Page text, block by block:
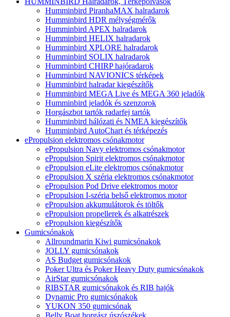
Humminbird PiranhaMAX halradarok
Humminbird HDR mélységmérők
Humminbird APEX halradarok
Humminbird HELIX halradarok
Humminbird XPLORE halradarok
Humminbird SOLIX halradarok
Humminbird CHIRP hajóradarok
Humminbird NAVIONICS térképek
Humminbird halradar kiegészítők
Humminbird MEGA Live és MEGA 360 jeladók
Humminbird jeladók és szenzorok
Horgászbot tartók radarfej tartók
Humminbird hálózati és NMEA kiegészítők
Humminbird AutoChart és térképezés
ePropulsion elektromos csónakmotor
ePropulsion Navy elektromos csónakmotor
ePropulsion Spirit elektromos csónakmotor
ePropulsion eLite elektromos csónakmotor
ePropulsion X széria elektromos csónakmotor
ePropulsion Pod Drive elektromos motor
ePropulsion I-széria belső elektromos motor
ePropulsion akkumulátorok és töltők
ePropulsion propellerek és alkatrészek
ePropulsion kiegészítők
Gumicsónakok
Allroundmarin Kiwi gumicsónakok
JOLLY gumicsónakok
AS Budget gumicsónakok
Poker Ultra és Poker Heavy Duty gumicsónakok
AirStar gumicsónakok
RIBSTAR gumicsónakok és RIB hajók
Dynamic Pro gumicsónakok
YUKON 350 gumicsónak
Belly Boat horgász úszószékek